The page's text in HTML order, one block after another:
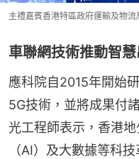
主禮嘉賓香港特區政府運輸及物
車聯網技術推動智
應科院自2015年開始
5G技術，並將成果付
光工程師表示，香港
（AI）及大數據等科